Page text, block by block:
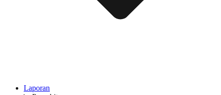
Laporan